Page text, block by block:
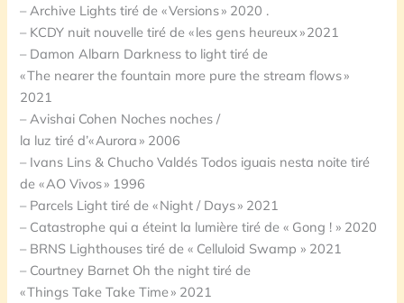
– Archive Lights tiré de « Versions » 2020 .
– KCDY nuit nouvelle tiré de « les gens heureux » 2021
– Damon Albarn Darkness to light tiré de
« The nearer the fountain more pure the stream flows »
2021
– Avishai Cohen Noches noches /
la luz tiré d’« Aurora » 2006
– Ivans Lins & Chucho Valdés Todos iguais nesta noite tiré
de « AO Vivos » 1996
– Parcels Light tiré de « Night / Days » 2021
– Catastrophe qui a éteint la lumière tiré de « Gong ! » 2020
– BRNS Lighthouses tiré de « Celluloid Swamp » 2021
– Courtney Barnet Oh the night tiré de
« Things Take Take Time » 2021